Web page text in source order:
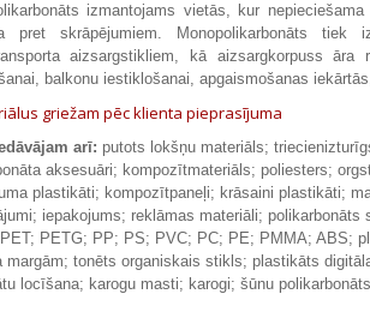
izmantojams vietās, kur
pret skrāpējumiem. Monopolikarbonāts tiek
aizsargstikliem, kā aizsargkorpuss
balkonu iestiklošanai, apgaismošanas
griežam pēc klienta pieprasījuma
arī: putots lokšņu materiāls;
aksesuāri; kompozītmateriāls; poliesters; org
plastikāti; kompozītpaneļi; krāsaini plastikāti;
iepakojums; reklāmas materiāli;
PETG; PP; PS; PVC; PC; PE; PMMA; ABS;
margām; tonēts organiskais stikls; plastikāts
locīšana; karogu masti; karogi; šūnu